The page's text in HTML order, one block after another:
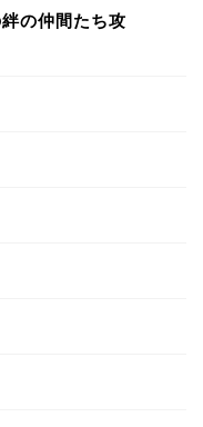
の仲間たち攻